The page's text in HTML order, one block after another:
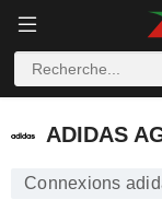
ADIDAS AG
ADIDAS
Connexions